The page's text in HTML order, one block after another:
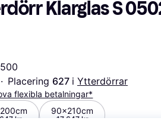
Klarglas S
· Placering 627 i Ytterdörrar
flexibla betalningar*
kr
90x210cm
17 647 kr